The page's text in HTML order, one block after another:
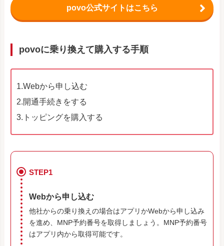
povo公式サイトはこちら
povoに乗り換えて購入する手順
1.Webから申し込む
2.開通手続きをする
3.トッピングを購入する
STEP1
Webから申し込む
他社からの乗り換えの場合はアプリかWebから申し込み
を進め、MNP予約番号を取得しましょう。MNP予約番号
はアプリ内から取得可能です。